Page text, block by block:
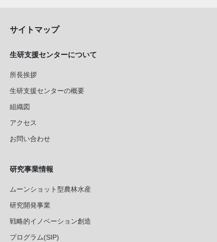
サイトマップ
生研支援センターについて
所長挨拶
生研支援センターの概要
組織図
アクセス
お問い合わせ
研究事業情報
ムーンショット型農林水産
研究開発事業
戦略的イノベーション創造
プログラム(SIP)